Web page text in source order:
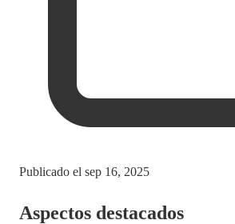
Publicado el sep 16, 2025
Aspectos destacados